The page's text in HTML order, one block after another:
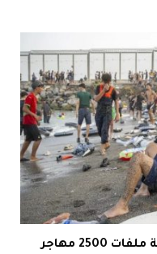
السلطات الإسبانية تبدأ في دراسة ملفات 2500 مهاجر